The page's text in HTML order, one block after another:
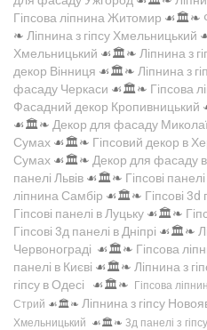
Гіпсова ліпнина Житомир ☙🏛️❧
❧ Ліпнина з гіпсу Хмельницький
Хмельницький ☙🏛️❧ Ліпнина з
декор Вінниця ☙🏛️❧ Ліпнина з
фасаду Черкаси ☙🏛️❧ Гіпсова
Фасадний декор Кропивницький
☙🏛️❧ Декор для фасаду
Сумах ☙🏛️❧ Гіпсовий декор в
Сумах ☙🏛️❧ Декор для фасаду
панелі Львів ☙🏛️❧ Гіпсові
ліпнина Самбір ☙🏛️❧ Гіпсові
Гіпсові панелі в Луцьку ☙🏛️❧
Гіпсові 3д панелі в Дніпрі ☙🏛️❧
Червонограді ☙🏛️❧ Гіпсова
панелі в Києві ☙🏛️❧ Ліпнина з
гіпсу в Одесі ☙🏛️❧ Гіпсова
Стрий ☙🏛️❧ Ліпнина з гіпсу
Хмельницький ☙🏛️❧ 3д панелі з